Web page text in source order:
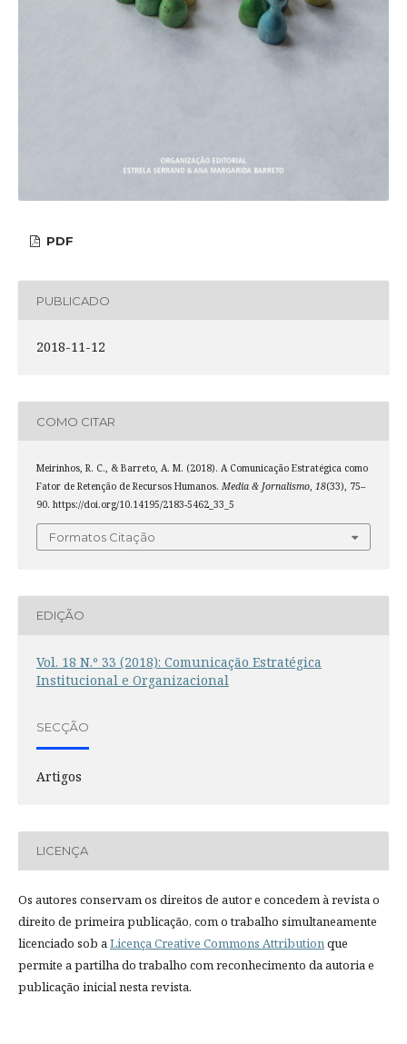
PDF
PUBLICADO
2018-11-12
COMO CITAR
Meirinhos, R. C., & Barreto, A. M. (2018). A Comunicação Estratégica como
Fator de Retenção de Recursos Humanos. Media & Jornalismo, 18(33), 75–
90. https://doi.org/10.14195/2183-5462_33_5
Formatos Citação
EDIÇÃO
Vol. 18 N.º 33 (2018): Comunicação Estratégica
Institucional e Organizacional
SECÇÃO
Artigos
LICENÇA
Os autores conservam os direitos de autor e concedem à revista o
direito de primeira publicação, com o trabalho simultaneamente
licenciado sob aLicença Creative Commons Attributionque
permite a partilha do trabalho com reconhecimento da autoria e
publicação inicial nesta revista.